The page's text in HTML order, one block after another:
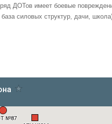
ДОТов имеет боевые
силовых структур, дачи,